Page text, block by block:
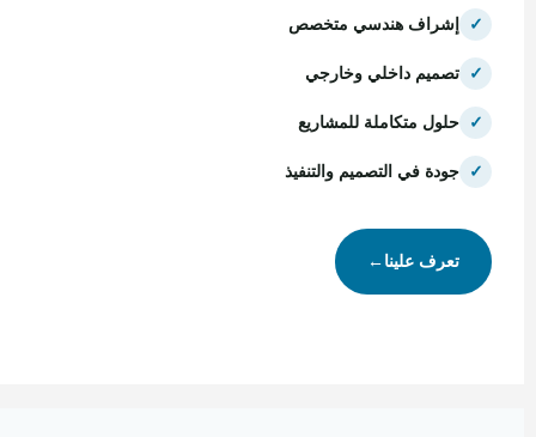
✓ إشراف هندسي متخصص
✓ تصميم داخلي وخارجي
✓ حلول متكاملة للمشاريع
✓ جودة في التصميم والتنفيذ
تعرف علينا←